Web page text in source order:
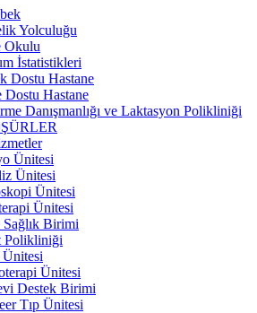
Yolculuğu
Okulu
İstatistikleri
Dostu Hastane
Dostu Hastane
Danışmanlığı ve Laktasyon Polikliniği
Ünitesi
Ünitesi
Ünitesi
Ünitesi
Sağlık Birimi
Polikliniği
Ünitesi
Destek Birimi
Tıp Ünitesi